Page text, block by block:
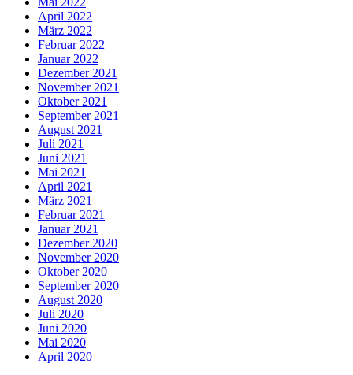
April 2022
März 2022
Februar 2022
Januar 2022
Dezember 2021
November 2021
Oktober 2021
September 2021
August 2021
Juli 2021
Juni 2021
Mai 2021
April 2021
März 2021
Februar 2021
Januar 2021
Dezember 2020
November 2020
Oktober 2020
September 2020
August 2020
Juli 2020
Juni 2020
Mai 2020
April 2020